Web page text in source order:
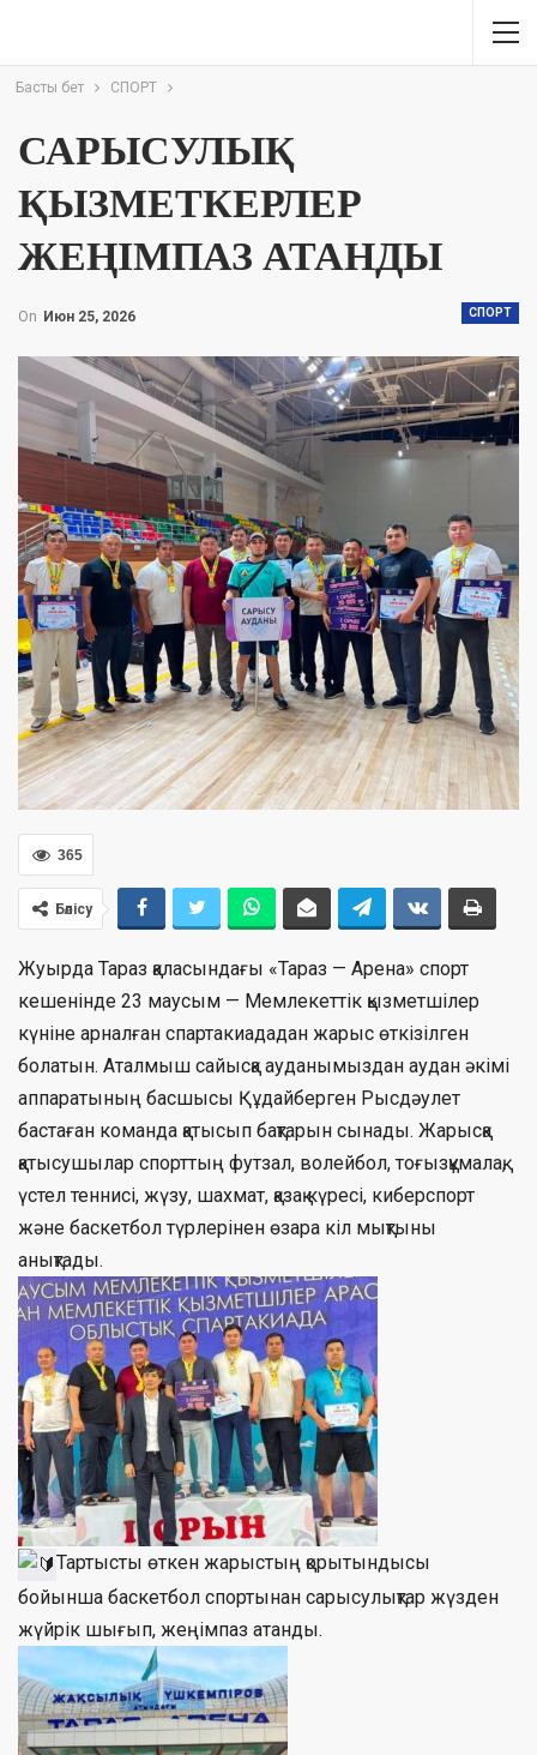
Басты бет СПОРТ
САРЫСУЛЫҚ
ҚЫЗМЕТКЕРЛЕР
ЖЕҢІМПАЗ АТАНДЫ
СПОРТ
On Июн 25, 2026
365
Бөлісу
Жуырда Тараз қаласындағы «Тараз — Арена» спорт
кешенінде 23 маусым — Мемлекеттік қызметшілер
күніне арналған спартакиададан жарыс өткізілген
болатын. Аталмыш сайысқа ауданымыздан аудан әкімі
аппаратының басшысы Құдайберген Рысдәулет
бастаған команда қатысып бақтарын сынады. Жарысқа
қатысушылар спорттың футзал, волейбол, тоғызқұмалақ,
үстел теннисі, жүзу, шахмат, қазақ күресі, киберспорт
және баскетбол түрлерінен өзара кіл мықтыны
анықтады.
Тартысты өткен жарыстың қорытындысы
бойынша баскетбол спортынан сарысулықтар жүзден
жүйрік шығып, жеңімпаз атанды.